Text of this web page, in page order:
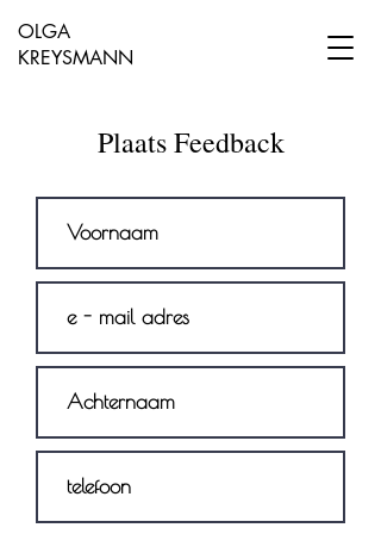
OLGA
KREYSMANN
Plaats Feedback